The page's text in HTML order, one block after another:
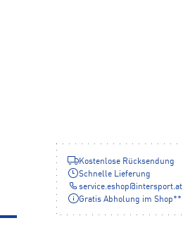
Kostenlose Rücksendung
Schnelle Lieferung
service.eshop@intersport.at
Gratis Abholung im Shop**